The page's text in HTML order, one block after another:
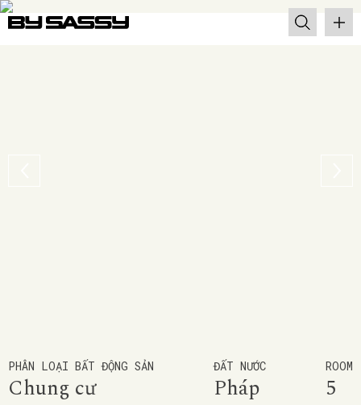
PHÂN LOẠI BẤT ĐỘNG SẢN
Chung cư
ĐẤT NƯỚC
Pháp
ROOM
5